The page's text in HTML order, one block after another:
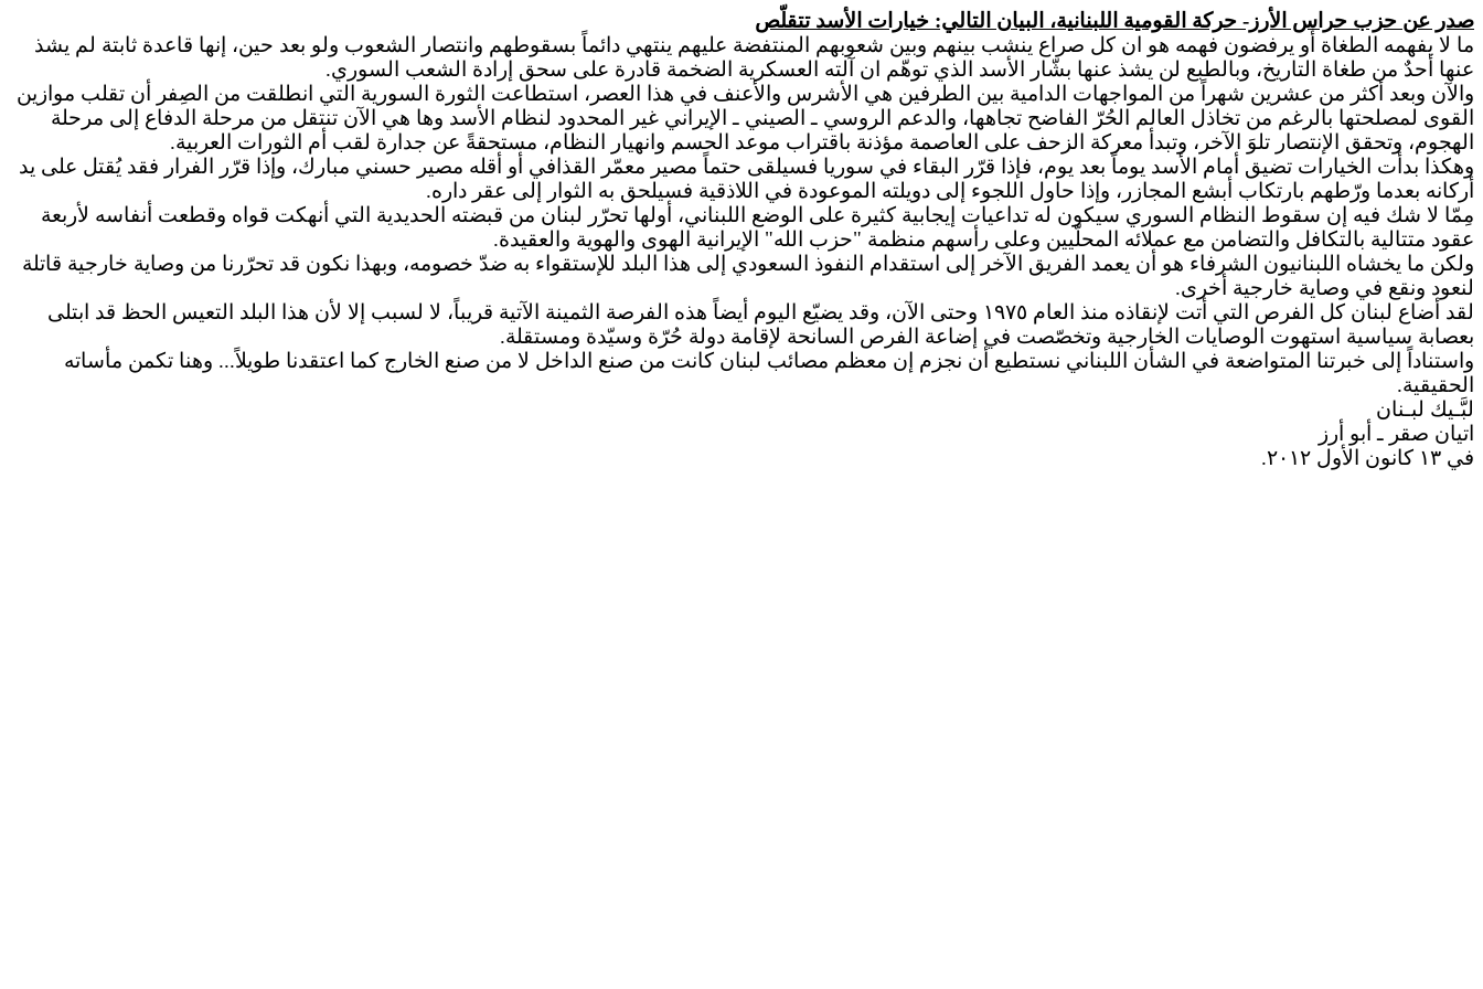
صدر عن حزب حراس الأرز- حركة القومية اللبنانية، البيان التالي: خيارات الأسد تتقلّص
ما لا يفهمه الطغاة أو يرفضون فهمه هو ان كل صراع ينشب بينهم وبين شعوبهم المنتفضة عليهم ينتهي دائماً بسقوطهم وانتصار الشعوب ولو بعد حين، إنها قاعدة ثابتة لم يشذ
عنها أحدٌ من طغاة التاريخ، وبالطبع لن يشذ عنها بشّار الأسد الذي توهّم ان آلته العسكرية الضخمة قادرة على سحق إرادة الشعب السوري.
والآن وبعد أكثر من عشرين شهراً من المواجهات الدامية بين الطرفين هي الأشرس والأعنف في هذا العصر، استطاعت الثورة السورية التي انطلقت من الصِفر أن تقلب موازين
القوى لمصلحتها بالرغم من تخاذل العالم الحُرّ الفاضح تجاهها، والدعم الروسي ـ الصيني ـ الإيراني غير المحدود لنظام الأسد وها هي الآن تنتقل من مرحلة الدفاع إلى مرحلة
الهجوم، وتحقق الإنتصار تلوَ الآخر، وتبدأ معركة الزحف على العاصمة مؤذنة باقتراب موعد الحسم وانهيار النظام، مستحقةً عن جدارة لقب أم الثورات العربية.
وهكذا بدأت الخيارات تضيق أمام الأسد يوماً بعد يوم، فإذا قرّر البقاء في سوريا فسيلقى حتماً مصير معمّر القذافي أو أقله مصير حسني مبارك، وإذا قرّر الفرار فقد يُقتل على يد
أركانه بعدما ورّطهم بارتكاب أبشع المجازر، وإذا حاول اللجوء إلى دويلته الموعودة في اللاذقية فسيلحق به الثوار إلى عقر داره.
مِمّا لا شك فيه إن سقوط النظام السوري سيكون له تداعيات إيجابية كثيرة على الوضع اللبناني، أولها تحرّر لبنان من قبضته الحديدية التي أنهكت قواه وقطعت أنفاسه لأربعة
عقود متتالية بالتكافل والتضامن مع عملائه المحلّيين وعلى رأسهم منظمة "حزب الله" الإيرانية الهوى والهوية والعقيدة.
ولكن ما يخشاه اللبنانيون الشرفاء هو أن يعمد الفريق الآخر إلى استقدام النفوذ السعودي إلى هذا البلد للإستقواء به ضدّ خصومه، وبهذا نكون قد تحرّرنا من وصاية خارجية قاتلة
لنعود ونقع في وصاية خارجية أخرى.
لقد أضاع لبنان كل الفرص التي أتت لإنقاذه منذ العام ١٩٧٥ وحتى الآن، وقد يضيّع اليوم أيضاً هذه الفرصة الثمينة الآتية قريباً، لا لسبب إلا لأن هذا البلد التعيس الحظ قد ابتلى
بعصابة سياسية استهوت الوصايات الخارجية وتخصّصت في إضاعة الفرص السانحة لإقامة دولة حُرّة وسيّدة ومستقلة.
واستناداً
إلى خبرتنا المتواضعة في الشأن اللبناني نستطيع أن نجزم إن معظم مصائب لبنان كانت من صنع الداخل لا من صنع الخارج كما اعتقدنا طويلاً... وهنا تكمن مأساته
الحقيقية.
لبَّـيك لبـنان
اتيان صقر ـ أبو أرز
في ١٣ كانون الأول ٢٠١
۲.